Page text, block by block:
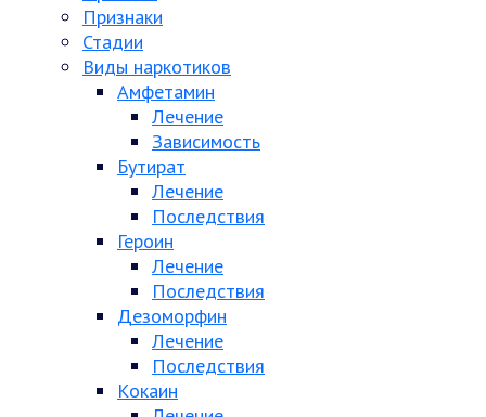
Признаки
Стадии
Виды наркотиков
Амфетамин
Лечение
Зависимость
Бутират
Лечение
Последствия
Героин
Лечение
Последствия
Дезоморфин
Лечение
Последствия
Кокаин